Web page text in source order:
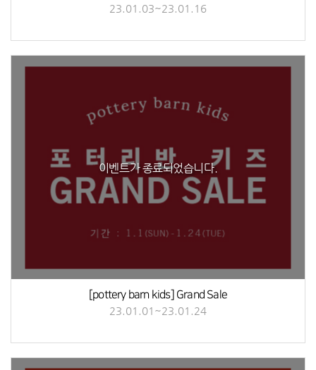
23.01.03~23.01.16
이벤트가 종료되었습니다.
[pottery barn kids] Grand Sale
23.01.01~23.01.24